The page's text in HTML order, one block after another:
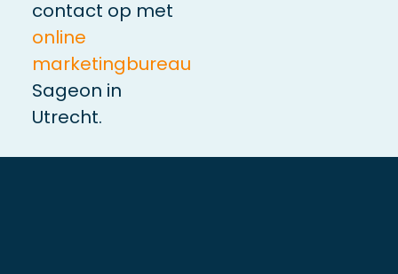
contact op met
online
marketingbureau
Sageon in
Utrecht.